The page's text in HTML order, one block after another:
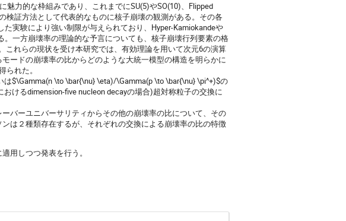
力的な枠組みであり、これまでにSU(5)やSO(10)、Flipped
検証方法として代表的なものに核子崩壊の観測がある。その各
実験により強い制限が与えられており、Hyper-Kamiokandeや
。一方崩壊率の理論的な予言についても、核子崩壊行列要素の格
これらの現状を受け本研究では、有効理論を用いて次元6の演算
ードの崩壊率の比からどのような大統一模型の構造を明らかに
れた。
$\Gamma(n \to \bar{\nu} \eta)/\Gamma(p \to \bar{\nu} \pi^+)$の
けるdimension-five nucleon decayの場合)超対称粒子の交換に
バーユニバーサリティからその他の崩壊率の比について、その
は２種類存在するが、それぞれの交換による崩壊率の比の特徴
用しつつ発表を行う。